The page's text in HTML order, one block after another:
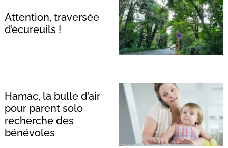
Attention, traversée
d’écureuils !
Hamac, la bulle d’air
pour parent solo
recherche des
bénévoles